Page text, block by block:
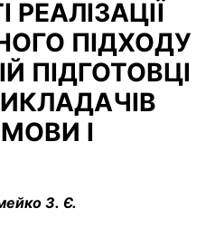
ПІДХОДУ
ПІДГОТОВЦІ
І
З. Є.